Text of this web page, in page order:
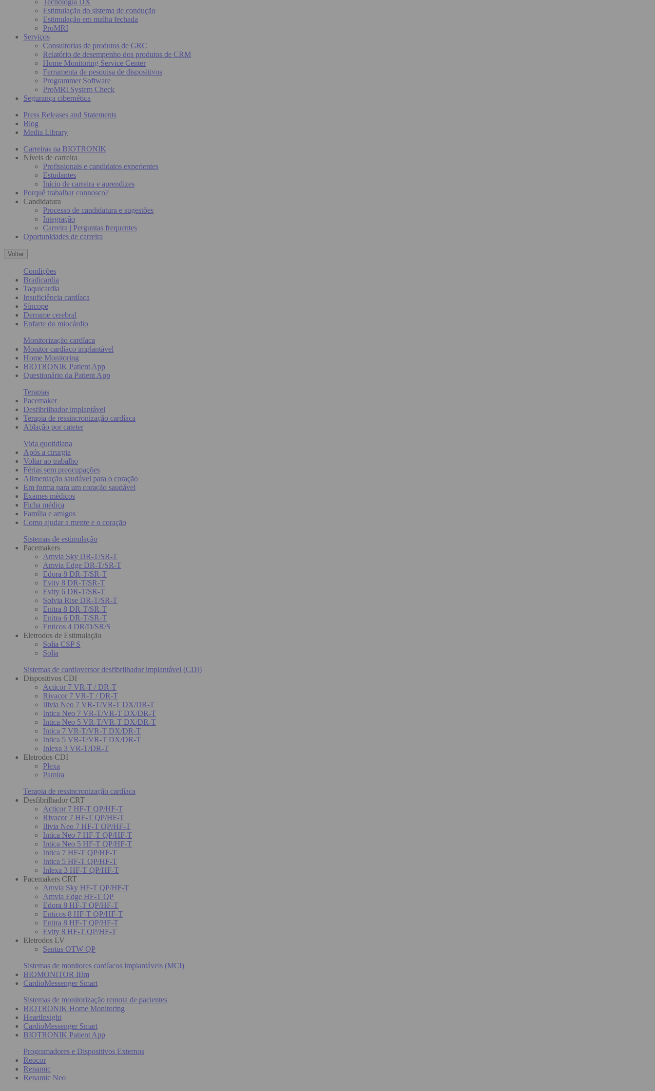
Estimulação do sistema de condução
Estimulação em malha fechada
ProMRI
Serviços
Consultorias de produtos de GRC
Relatório de desempenho dos produtos de CRM
Home Monitoring Service Center
Ferramenta de pesquisa de dispositivos
Programmer Software
ProMRI System Check
Segurança cibernética
Press Releases and Statements
Blog
Media Library
Carreiras na BIOTRONIK
Níveis de carreira
Profissionais e candidatos experientes
Estudantes
Início de carreira e aprendizes
Porquê trabalhar connosco?
Candidatura
Processo de candidatura e sugestões
Integração
Carreira | Perguntas frequentes
Oportunidades de carreira
Voltar
Condições
Bradicardia
Taquicardia
Insuficiência cardíaca
Síncope
Derrame cerebral
Enfarte do miocárdio
Monitorização cardíaca
Monitor cardíaco implantável
Home Monitoring
BIOTRONIK Patient App
Questionário da Patient App
Terapias
Pacemaker
Desfibrilhador implantável
Terapia de ressincronização cardíaca
Ablação por cateter
Vida quotidiana
Após a cirurgia
Voltar ao trabalho
Férias sem preocupações
Alimentação saudável para o coração
Em forma para um coração saudável
Exames médicos
Ficha médica
Família e amigos
Como ajudar a mente e o coração
Sistemas de estimulação
Pacemakers
Amvia Sky DR-T/SR-T
Amvia Edge DR-T/SR-T
Edora 8 DR-T/SR-T
Evity 8 DR-T/SR-T
Evity 6 DR-T/SR-T
Solvia Rise DR-T/SR-T
Enitra 8 DR-T/SR-T
Enitra 6 DR-T/SR-T
Enticos 4 DR/D/SR/S
Eletrodos de Estimulação
Solia CSP S
Solia
Sistemas de cardioversor desfibrilhador implantável (CDI)
Dispositivos CDI
Acticor 7 VR-T / DR-T
Rivacor 7 VR-T / DR-T
Ilivia Neo 7 VR-T/VR-T DX/DR-T
Intica Neo 7 VR-T/VR-T DX/DR-T
Intica Neo 5 VR-T/VR-T DX/DR-T
Intica 7 VR-T/VR-T DX/DR-T
Intica 5 VR-T/VR-T DX/DR-T
Inlexa 3 VR-T/DR-T
Eletrodos CDI
Plexa
Pamira
Terapia de ressincronização cardíaca
Desfibrilhador CRT
Acticor 7 HF-T QP/HF-T
Rivacor 7 HF-T QP/HF-T
Ilivia Neo 7 HF-T QP/HF-T
Intica Neo 7 HF-T QP/HF-T
Intica Neo 5 HF-T QP/HF-T
Intica 7 HF-T QP/HF-T
Intica 5 HF-T QP/HF-T
Inlexa 3 HF-T QP/HF-T
Pacemakers CRT
Amvia Sky HF-T QP/HF-T
Amvia Edge HF-T QP
Edora 8 HF-T QP/HF-T
Enticos 8 HF-T QP/HF-T
Enitra 8 HF-T QP/HF-T
Evity 8 HF-T QP/HF-T
Eletrodos LV
Sentus OTW QP
Sistemas de monitores cardíacos implantáveis (MCI)
BIOMONITOR IIIm
CardioMessenger Smart
Sistemas de monitorização remota de pacientes
BIOTRONIK Home Monitoring
HeartInsight
CardioMessenger Smart
BIOTRONIK Patient App
Programadores e Dispositivos Externos
Reocor
Renamic
Renamic Neo